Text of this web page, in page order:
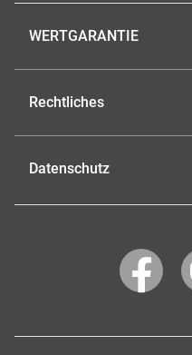
WERTGARANTIE
Rechtliches
Datenschutz
auf